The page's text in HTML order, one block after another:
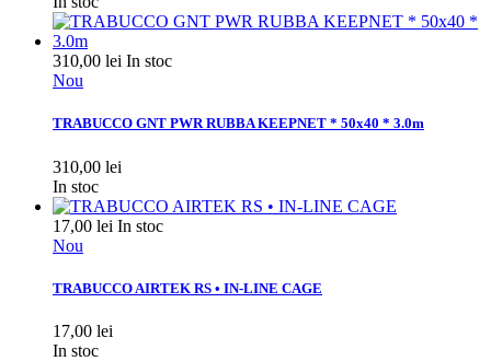
310,00 lei In stoc
Nou
TRABUCCO GNT PWR RUBBA KEEPNET * 50x40 * 3.0m
310,00 lei
In stoc
17,00 lei In stoc
Nou
TRABUCCO AIRTEK RS • IN-LINE CAGE
17,00 lei
In stoc